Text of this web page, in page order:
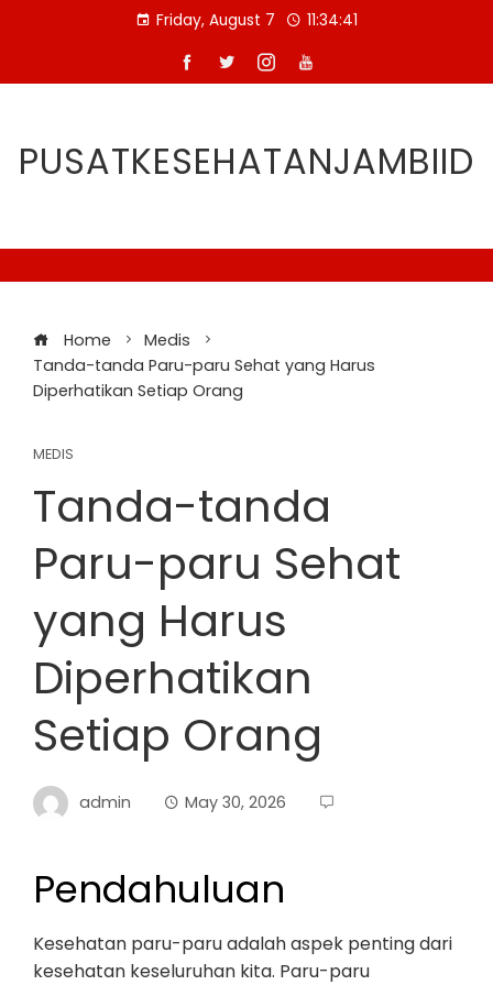
Friday, August 7 11:34:42
PUSATKESEHATANJAMBIID
Home
Medis
Tanda-tanda Paru-paru Sehat yang Harus
Diperhatikan Setiap Orang
MEDIS
Tanda-tanda
Paru-paru Sehat
yang Harus
Diperhatikan
Setiap Orang
admin May 30, 2026
Pendahuluan
Kesehatan paru-paru adalah aspek penting dari
kesehatan keseluruhan kita. Paru-paru